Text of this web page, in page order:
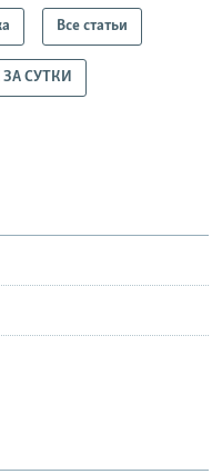
Все статьи
ЗА СУТКИ